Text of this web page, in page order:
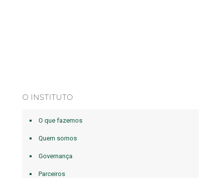
O INSTITUTO
O que fazemos
Quem somos
Governança
Parceiros